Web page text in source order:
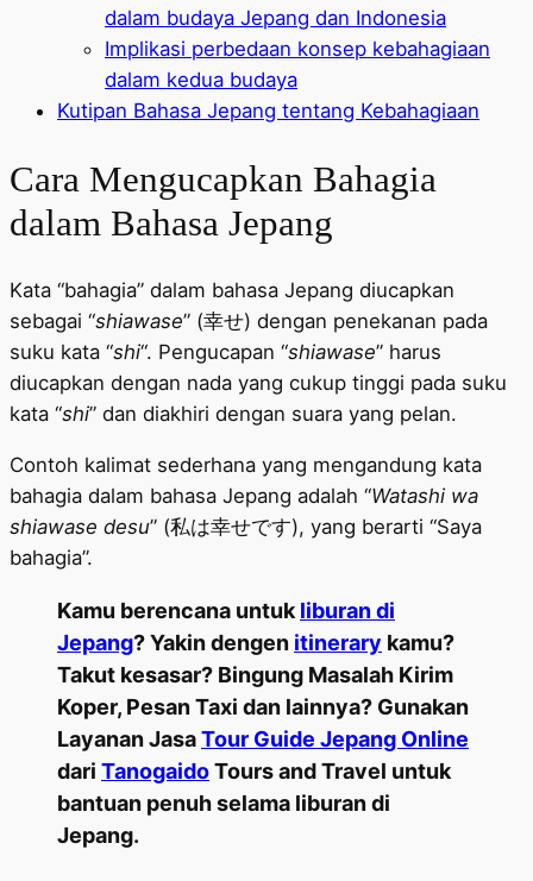
dalam budaya Jepang dan Indonesia
Implikasi perbedaan konsep kebahagiaan
dalam kedua budaya
Kutipan Bahasa Jepang tentang Kebahagiaan
Cara Mengucapkan Bahagia
dalam Bahasa Jepang
Kata “bahagia” dalam bahasa Jepang diucapkan
sebagai “shiawase” (幸せ) dengan penekanan pada
suku kata “shi“. Pengucapan “shiawase” harus
diucapkan dengan nada yang cukup tinggi pada suku
kata “shi” dan diakhiri dengan suara yang pelan.
Contoh kalimat sederhana yang mengandung kata
bahagia dalam bahasa Jepang adalah “Watashi wa
shiawase desu” (私は幸せです), yang berarti “Saya
bahagia”.
Kamu berencana untuk liburan di
Jepang? Yakin dengen itinerary kamu?
Takut kesasar? Bingung Masalah Kirim
Koper, Pesan Taxi dan lainnya? Gunakan
Layanan JasaTour Guide Jepang Online
dari TanogaidoTours and Travel untuk
bantuan penuh selama liburan di
Jepang.